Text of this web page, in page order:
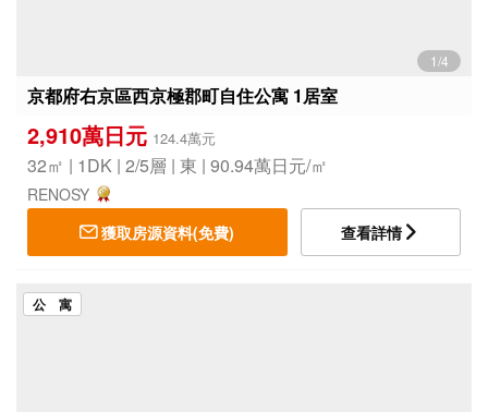
1/4
京都府右京區西京極郡町自住公寓 1居室
2,910萬日元 124.4萬元
32㎡ | 1DK | 2/5層 | 東 | 90.94萬日元/㎡
RENOSY
獲取房源資料(免費)
查看詳情
公 寓